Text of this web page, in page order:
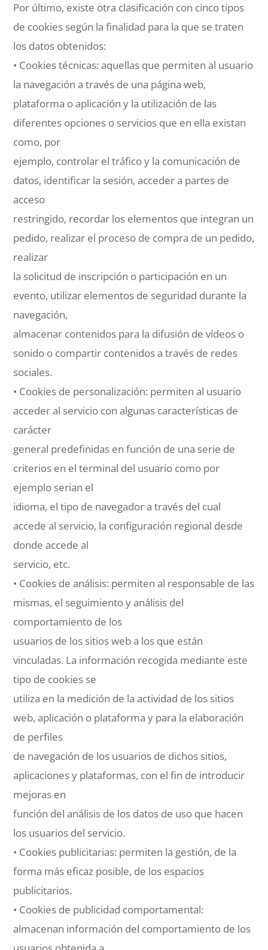
Por último, existe otra clasificación con cinco tipos
de cookies según la finalidad para la que se traten
los datos obtenidos:
• Cookies técnicas: aquellas que permiten al usuario
la navegación a través de una página web,
plataforma o aplicación y la utilización de las
diferentes opciones o servicios que en ella existan
como, por
ejemplo, controlar el tráfico y la comunicación de
datos, identificar la sesión, acceder a partes de
acceso
restringido, recordar los elementos que integran un
pedido, realizar el proceso de compra de un pedido,
realizar
la solicitud de inscripción o participación en un
evento, utilizar elementos de seguridad durante la
navegación,
almacenar contenidos para la difusión de vídeos o
sonido o compartir contenidos a través de redes
sociales.
• Cookies de personalización: permiten al usuario
acceder al servicio con algunas características de
carácter
general predefinidas en función de una serie de
criterios en el terminal del usuario como por
ejemplo serian el
idioma, el tipo de navegador a través del cual
accede al servicio, la configuración regional desde
donde accede al
servicio, etc.
• Cookies de análisis: permiten al responsable de las
mismas, el seguimiento y análisis del
comportamiento de los
usuarios de los sitios web a los que están
vinculadas. La información recogida mediante este
tipo de cookies se
utiliza en la medición de la actividad de los sitios
web, aplicación o plataforma y para la elaboración
de perfiles
de navegación de los usuarios de dichos sitios,
aplicaciones y plataformas, con el fin de introducir
mejoras en
función del análisis de los datos de uso que hacen
los usuarios del servicio.
• Cookies publicitarias: permiten la gestión, de la
forma más eficaz posible, de los espacios
publicitarios.
• Cookies de publicidad comportamental:
almacenan información del comportamiento de los